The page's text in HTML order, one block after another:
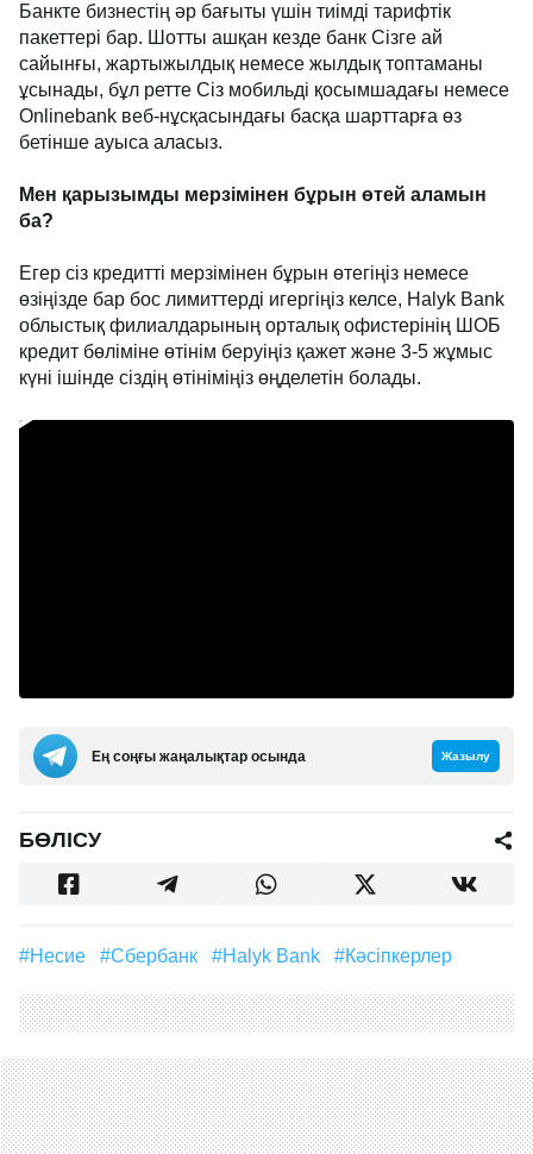
Банкте бизнестің әр бағыты үшін тиімді тарифтік
пакеттері бар. Шотты ашқан кезде банк Сізге ай
сайынғы, жартыжылдық немесе жылдық топтаманы
ұсынады, бұл ретте Сіз мобильді қосымшадағы немесе
Onlinebank веб-нұсқасындағы басқа шарттарға өз
бетінше ауыса аласыз.
Мен қарызымды мерзімінен бұрын өтей аламын
ба?
Егер сіз кредитті мерзімінен бұрын өтегіңіз немесе
өзіңізде бар бос лимиттерді игергіңіз келсе, Halyk Bank
облыстық филиалдарының орталық офистерінің ШОБ
кредит бөліміне өтінім беруіңіз қажет және 3-5 жұмыс
күні ішінде сіздің өтініміңіз өңделетін болады.
Ең соңғы жаңалықтар осында Жазылу
БӨЛІСУ
#несие #Сбербанк #Halyk Bank #кәсіпкерлер